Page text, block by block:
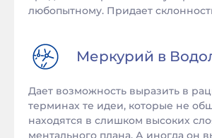
любопытному. Придает
Меркурий в
Дает возможность выразить в
терминах те идеи, которые не
находятся в слишком высоких
ментального плана. А иногда он